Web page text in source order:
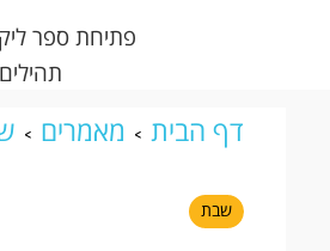
פתיחת ספר
דף הבית מאמרים
שבת